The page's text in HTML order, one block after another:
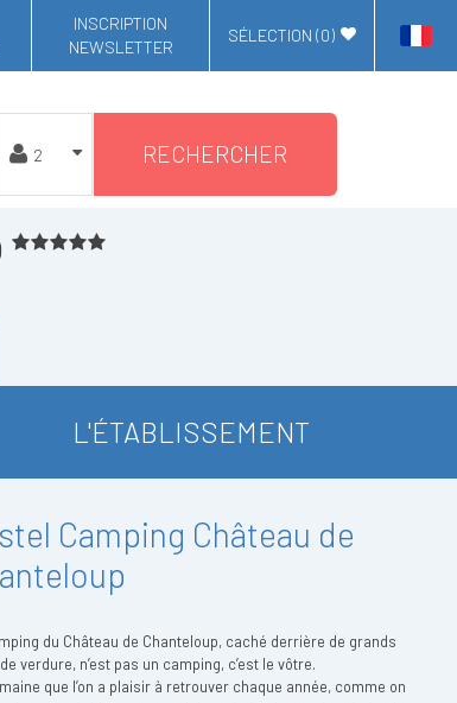
INSCRIPTION
NEWSLETTER
SÉLECTION (0)
RECHERCHER
L'ÉTABLISSEMENT
Camping Château de
du Château de Chanteloup, caché derrière de grands
verdure, n’est pas un camping, c’est le vôtre.
que l’on a plaisir à retrouver chaque année, comme on